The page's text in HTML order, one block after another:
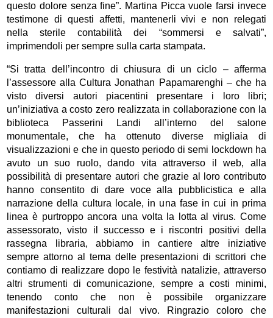
questo dolore senza fine”. Martina Picca vuole farsi invece
testimone di questi affetti, mantenerli vivi e non relegati
nella sterile contabilità dei “sommersi e salvati”,
imprimendoli per sempre sulla carta stampata.
“Si tratta dell’incontro di chiusura di un ciclo – afferma
l’assessore alla Cultura Jonathan Papamarenghi – che ha
visto diversi autori piacentini presentare i loro libri;
un’iniziativa a costo zero realizzata in collaborazione con la
biblioteca Passerini Landi all’interno del salone
monumentale, che ha ottenuto diverse migliaia di
visualizzazioni e che in questo periodo di semi lockdown ha
avuto un suo ruolo, dando vita attraverso il web, alla
possibilità di presentare autori che grazie al loro contributo
hanno consentito di dare voce alla pubblicistica e alla
narrazione della cultura locale, in una fase in cui in prima
linea è purtroppo ancora una volta la lotta al virus. Come
assessorato, visto il successo e i riscontri positivi della
rassegna libraria, abbiamo in cantiere altre iniziative
sempre attorno al tema delle presentazioni di scrittori che
contiamo di realizzare dopo le festività natalizie, attraverso
altri strumenti di comunicazione, sempre a costi minimi,
tenendo conto che non è possibile organizzare
manifestazioni culturali dal vivo. Ringrazio coloro che